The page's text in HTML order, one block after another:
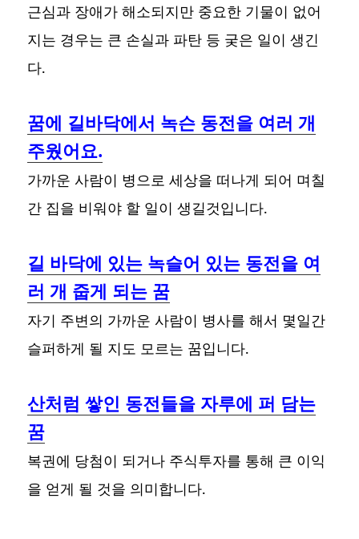
근심과 장애가 해소되지만 중요한 기물이 없어
지는 경우는 큰 손실과 파탄 등 궂은 일이 생긴
다.
꿈에 길바닥에서 녹슨 동전을 여러 개
주웠어요.
가까운 사람이 병으로 세상을 떠나게 되어 며칠
간 집을 비워야 할 일이 생길것입니다.
길 바닥에 있는 녹슬어 있는 동전을 여
러 개 줍게 되는 꿈
자기 주변의 가까운 사람이 병사를 해서 몇일간
슬퍼하게 될 지도 모르는 꿈입니다.
산처럼 쌓인 동전들을 자루에 퍼 담는
꿈
복권에 당첨이 되거나 주식투자를 통해 큰 이익
을 얻게 될 것을 의미합니다.